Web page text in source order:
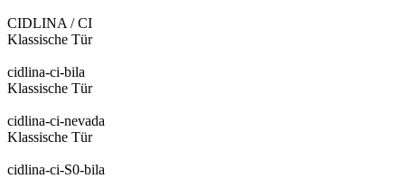
CIDLINA / CI
Klassische Tür
cidlina-ci-bila
Klassische Tür
cidlina-ci-nevada
Klassische Tür
cidlina-ci-S0-bila